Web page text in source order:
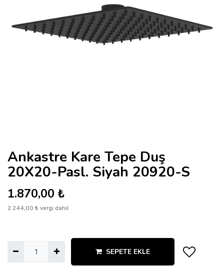
Ankastre Kare Tepe Duş
20X20-Pasl. Siyah 20920-S
1.870,00 ₺
2.244,00 ₺ vergi dahil
SEPETE EKLE